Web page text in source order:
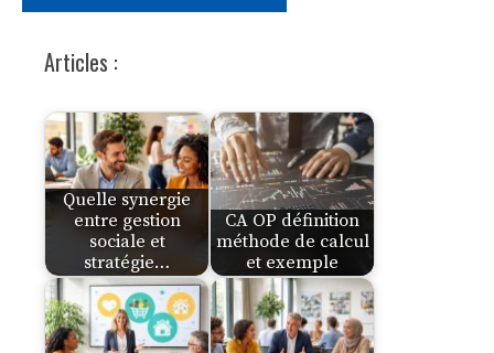
Articles :
Quelle synergie
entre gestion
sociale et
stratégie…
CA OP définition
méthode de calcul
et exemple